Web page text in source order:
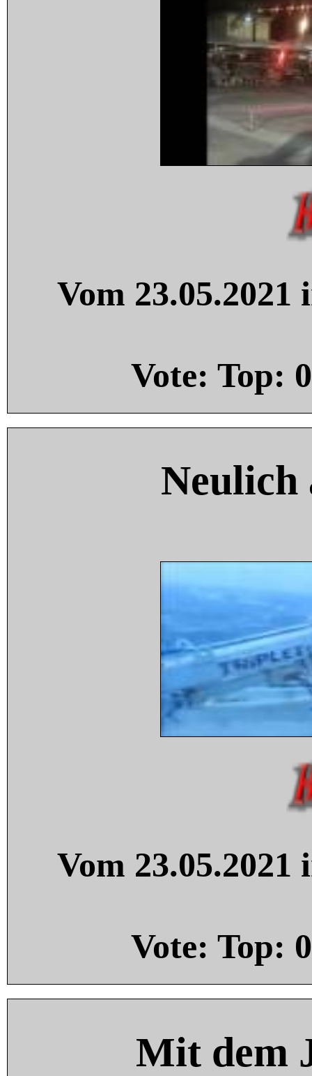
Vom
Vote: Top: 0
Neulich
Vom
Vote: Top: 0
Mit dem